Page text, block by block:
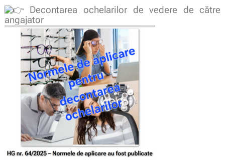
Decontarea ochelarilor de vedere de către
angajator